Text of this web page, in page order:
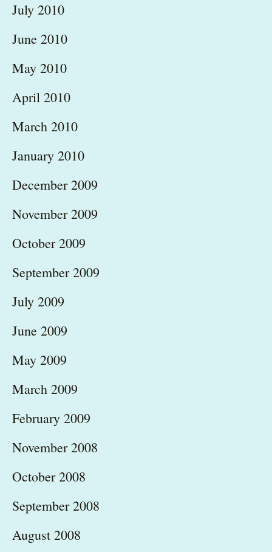
July 2010
June 2010
May 2010
April 2010
March 2010
January 2010
December 2009
November 2009
October 2009
September 2009
July 2009
June 2009
May 2009
March 2009
February 2009
November 2008
October 2008
September 2008
August 2008